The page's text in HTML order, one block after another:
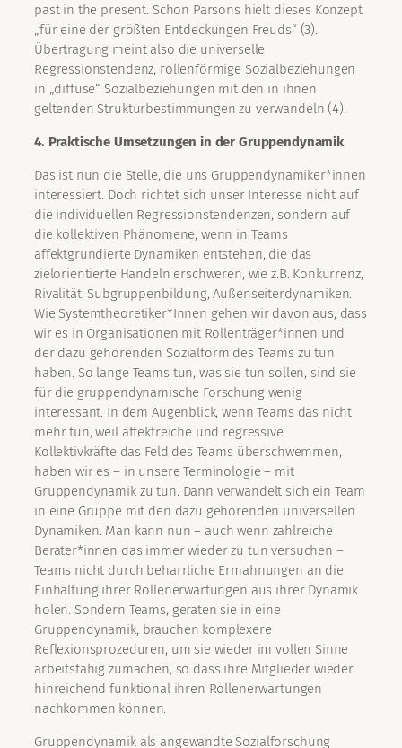
past in the present. Schon Parsons hielt dieses Konzept
„für eine der größten Entdeckungen Freuds“ (3).
Übertragung meint also die universelle
Regressionstendenz, rollenförmige Sozialbeziehungen
in „diffuse“ Sozialbeziehungen mit den in ihnen
geltenden Strukturbestimmungen zu verwandeln (4).
4. Praktische Umsetzungen in der Gruppendynamik
Das ist nun die Stelle, die uns Gruppendynamiker*innen
interessiert. Doch richtet sich unser Interesse nicht auf
die individuellen Regressionstendenzen, sondern auf
die kollektiven Phänomene, wenn in Teams
affektgrundierte Dynamiken entstehen, die das
zielorientierte Handeln erschweren, wie z.B. Konkurrenz,
Rivalität, Subgruppenbildung, Außenseiterdynamiken.
Wie Systemtheoretiker*Innen gehen wir davon aus, dass
wir es in Organisationen mit Rollenträger*innen und
der dazu gehörenden Sozialform des Teams zu tun
haben. So lange Teams tun, was sie tun sollen, sind sie
für die gruppendynamische Forschung wenig
interessant. In dem Augenblick, wenn Teams das nicht
mehr tun, weil affektreiche und regressive
Kollektivkräfte das Feld des Teams überschwemmen,
haben wir es – in unsere Terminologie – mit
Gruppendynamik zu tun. Dann verwandelt sich ein Team
in eine Gruppe mit den dazu gehörenden universellen
Dynamiken. Man kann nun – auch wenn zahlreiche
Berater*innen das immer wieder zu tun versuchen –
Teams nicht durch beharrliche Ermahnungen an die
Einhaltung ihrer Rollenerwartungen aus ihrer Dynamik
holen. Sondern Teams, geraten sie in eine
Gruppendynamik, brauchen komplexere
Reflexionsprozeduren, um sie wieder im vollen Sinne
arbeitsfähig zumachen, so dass ihre Mitglieder wieder
hinreichend funktional ihren Rollenerwartungen
nachkommen können.
Gruppendynamik als angewandte Sozialforschung